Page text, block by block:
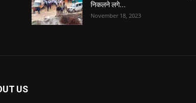
निकलने लगे...
November 18, 2023
US